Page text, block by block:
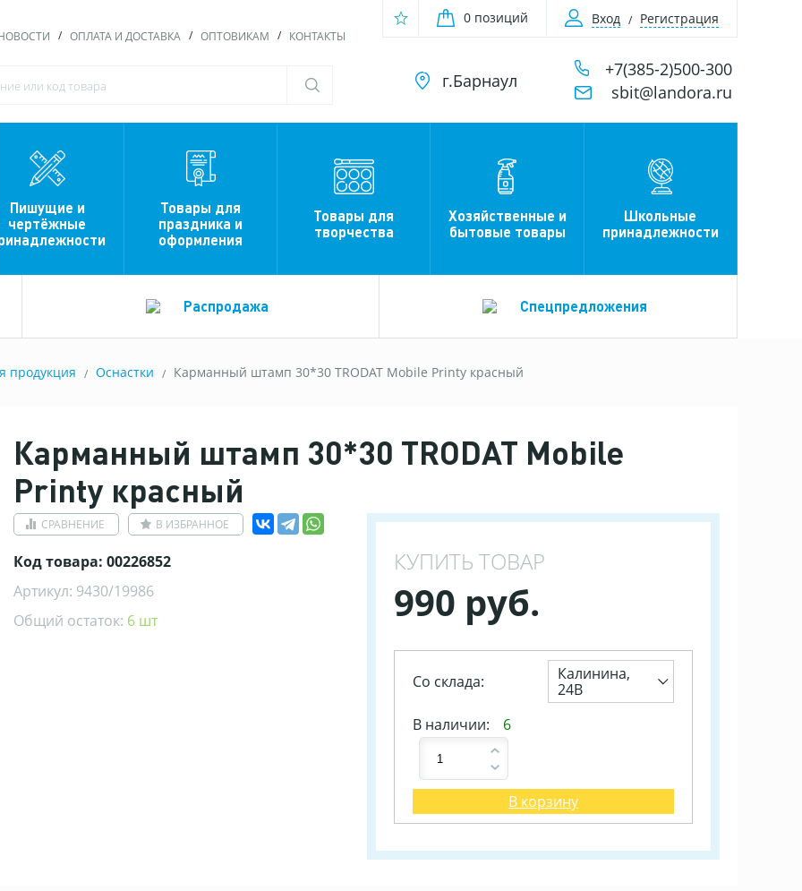
ОПЛАТА И ДОСТАВКА ОПТОВИКАМ КОНТАКТЫ
0 позиций Вход Регистрация
г.Барнаул
+7(385-2)500-300
sbit@landora.ru
Пишущие и
чертёжные
Товары для
праздника и
оформления
Товары для
творчества
Хозяйственные и
бытовые товары
Школьные
принадлежности
Распродажа Спецпредложения
продукция Оснастки Карманный штамп 30*30 TRODAT Mobile Printy красный
Карманный штамп 30*30 TRODAT Mobile
Printy красный
СРАВНЕНИЕ В ИЗБРАННОЕ
Код товара: 00226852
Артикул: 9430/19986
Общий остаток: 6 шт
КУПИТЬ ТОВАР
990 руб.
Со склада:
Калинина,
24В
В наличии:
6
В корзину